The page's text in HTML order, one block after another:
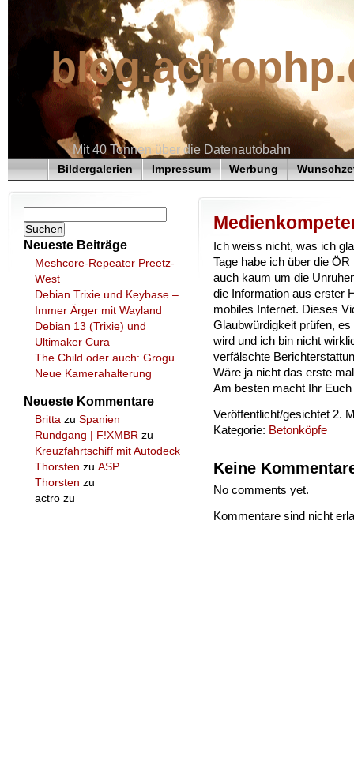
Mit 40 Tonnen über die Datenautobahn
Bildergalerien Impressum Werbung
Ich weiss nicht, was ich
Tage habe ich über die
auch kaum um die
die Information aus erster
mobiles Internet. Dieses
Glaubwürdigkeit prüfen,
wird und ich bin nicht
verfälschte
Wäre ja nicht das erste
Am besten macht Ihr
Veröffentlicht/gesichtet 2.
Kategorie: Betonköpfe
Keine
No comments yet.
Kommentare sind nicht
Neueste Beiträge
Meshcore-Repeater Preetz-
West
Debian Trixie und Keybase –
Immer Ärger mit Wayland
Debian 13 (Trixie) und
Ultimaker Cura
The Child oder auch: Grogu
Neue Kamerahalterung
Neueste Kommentare
Britta zu Spanien
Rundgang | F!XMBR zu
Kreuzfahrtschiff mit Autodeck
Thorsten zu ASP
Thorsten zu
actrozu